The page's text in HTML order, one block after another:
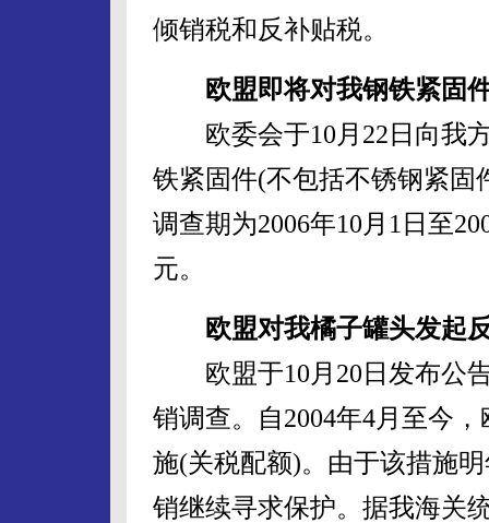
倾销税和反补贴税。
欧盟即将对我钢铁紧固
欧委会于10月22日向我方
铁紧固件(不包括不锈钢紧固
调查期为2006年10月1日至
元。
欧盟对我橘子罐头发起
欧盟于10月20日发布公告
销调查。自2004年4月至今
施(关税配额)。由于该措施
销继续寻求保护。据我海关